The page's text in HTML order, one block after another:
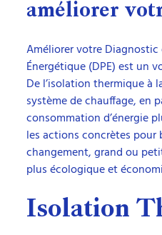
améliorer
Améliorer votre Diagnostic
Énergétique (DPE) est un
De l’isolation thermique à
système de chauffage, en
consommation d’énergie
les actions concrètes pour
changement, grand ou
plus écologique et
Isolation